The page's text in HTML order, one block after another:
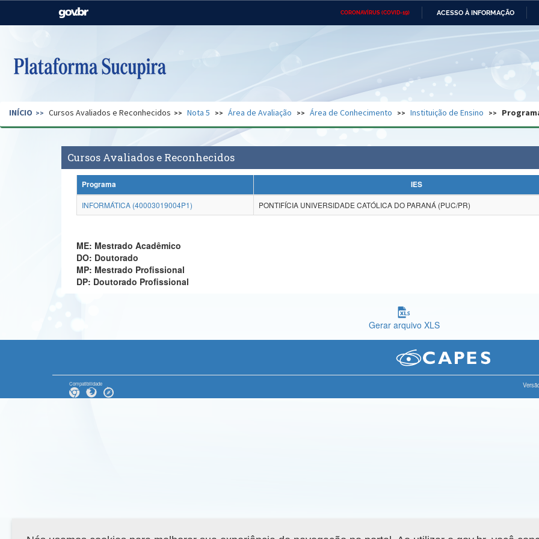
CORONAVÍRUS (COVID-19) ACESSO À INFORMAÇÃO
Casa Civil Ministério das Relações
Pecuária e Abastecimento
Ministério do Desenvolvimento
Regional e
Secretaria de Governo Gabinete de Segurança Advocacia-Geral da União Banco Central do Brasil
INÍCIO Cursos Avaliados e Reconhecidos Nota 5 Área de Avaliação Área de Conhecimento Instituição de Ensino
Cursos Avaliados e Reconhecidos
Programa IES
INFORMÁTICA (40003019004P1)
PONTIFÍCIA UNIVERSIDADE CATÓLICA DO PARANÁ (PUC/PR)
ME: Mestrado Acadêmico
DO: Doutorado
MP: Mestrado Profissional
DP: Doutorado Profissional
Gerar arquivo XLS
Compatibilidade